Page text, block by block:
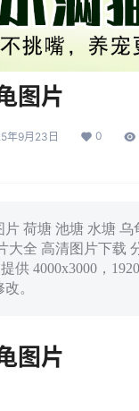
图片
年9月23日 0
片 荷塘 池塘 水塘
大全 高清图片下载
供 4000x3000，
。
图片